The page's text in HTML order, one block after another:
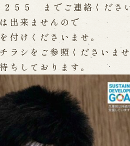
の歴史
り
５５ までご連絡ください
出来ませんので
付けくださいませ。
ラシをご参照くださいませ
ちしております。